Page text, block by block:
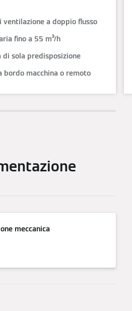
ventilazione a doppio flusso
fino a 55 m³/h
di sola predisposizione
bordo macchina o remoto
meccanica